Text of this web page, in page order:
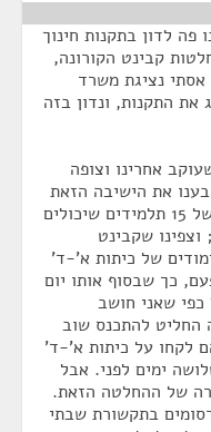
פה לדון בתקנות חינוך
קבינט הקורונה,
נציגת משרד
את התקנות, ונדון בזה
אחרינו וצופה
את הישיבה הזאת
לשני סוגים שונים של תקנות, תקנות של 15 תלמידים שיכולים
שקבינט
של כיתות א'-ד'
כך שבסוף אותו יום
כפי שאני חושב
החליט להתכנס שוב
לקחו על כיתות א'-ד'
ימים לפני. אבל
של ההחלטה הזאת.
בתקשורת שבתי